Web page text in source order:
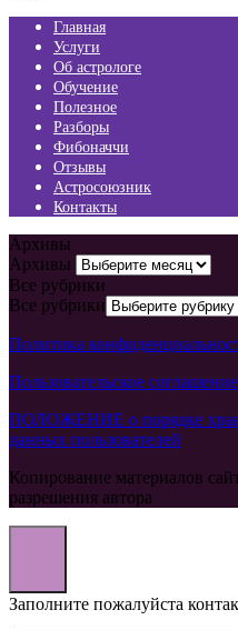
Главная
Услуги
Об астрологе
Обучение
Полезное
Разборы
Фибоначчи
Отзывы
Астросоюзник
Контакты
Архивы
Архивы
Все рубрики
Все рубрики
Политика
Пользовательское соглашение
ПОЛОЖЕНИЕ о порядке
данных пользователей
Копирование материалов
разрешения автора
Заполните пожалуйста